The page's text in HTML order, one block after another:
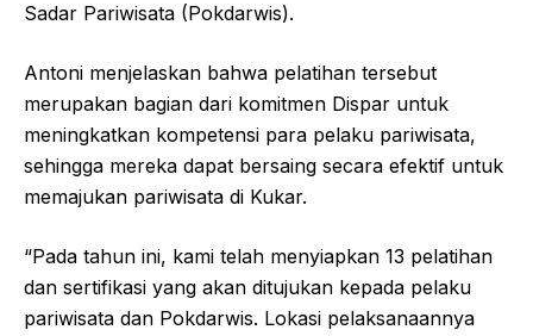
Sadar Pariwisata (Pokdarwis).
Antoni menjelaskan bahwa pelatihan tersebut
merupakan bagian dari komitmen Dispar untuk
meningkatkan kompetensi para pelaku pariwisata,
sehingga mereka dapat bersaing secara efektif untuk
memajukan pariwisata di Kukar.
“Pada tahun ini, kami telah menyiapkan 13 pelatihan
dan sertifikasi yang akan ditujukan kepada pelaku
pariwisata dan Pokdarwis. Lokasi pelaksanaannya